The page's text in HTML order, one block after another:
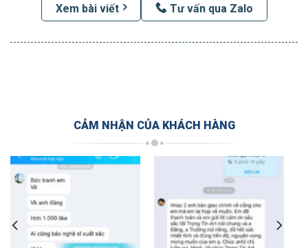
Xem bài viết Tư vấn qua Zalo
CẢM NHẬN CỦA KHÁCH HÀNG